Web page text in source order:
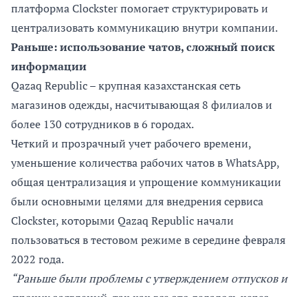
платформаClocksterпомогает структурировать и
централизовать коммуникацию внутри компании.
Раньше: использование чатов, сложный поиск
информации
Qazaq Republic – крупная казахстанская сеть
магазинов одежды, насчитывающая 8 филиалов и
более 130 сотрудников в 6 городах.
Четкий и прозрачный учет рабочего времени,
уменьшение количества рабочих чатов в WhatsApp,
общая централизация и упрощение коммуникации
были основными целями для внедрения сервиса
Clockster, которыми Qazaq Republic начали
пользоваться в тестовом режиме в середине февраля
2022 года.
“Раньше были проблемы с утверждением отпусков и